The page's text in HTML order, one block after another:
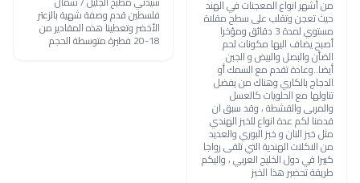
من أشهر انواع المعجنات في الهند
حيث تعجن وتقلب على سطح مقلاة
مستوي لمدة 3 دقائق ومؤخرا
أصبح يضاف اليها مكونات لحم
الضأن والبصل والبيض و الجبن
أيضا..وعادة تقدم مع السمك أو
الدجاج بالكاري وهناك من يفضل
تناولها مع الحلويات كالعسل
والمربى والقشطة ، وقد سبق ان
قدمنا لكم عدة انواع للخبز الهندي
مثل خبز النان و خبز البوري والعديد
من الاكلات الهندية التي تلقى رواجا
كبيرا في دول الخليج العربي ، واليكم
طريقة تحضير هذا الخبز
فلسطين قدم وصفة شهية بالزعتر
الأخضر وتعطينا هذه المقادير من
18-20 فطيرة متوسطة الحجم